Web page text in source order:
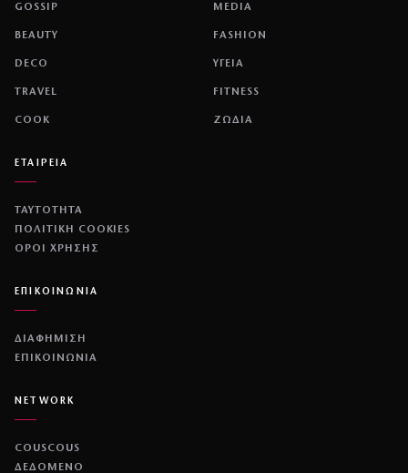
GOSSIP MEDIA
BEAUTY FASHION
DECO ΥΓΕΙΑ
TRAVEL FITNESS
COOK ΖΩΔΙΑ
ΕΤΑΙΡΕΙΑ
ΤΑΥΤΟΤΗΤΑ
ΠΟΛΙΤΙΚΉ COOKIES
ΌΡΟΙ ΧΡΉΣΗΣ
ΕΠΙΚΟΙΝΩΝΙΑ
ΔΙΑΦΗΜΙΣΗ
ΕΠΙΚΟΙΝΩΝΙΑ
NETWORK
COUSCOUS
ΔΕΔΟΜΕΝΟ